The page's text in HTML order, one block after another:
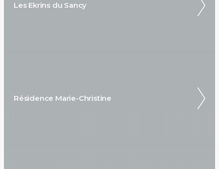
Les Ekrins du Sancy
Résidence Marie-Christine